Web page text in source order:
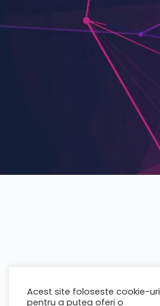
Acest site foloseste cookie-uri
pentru a putea oferi o